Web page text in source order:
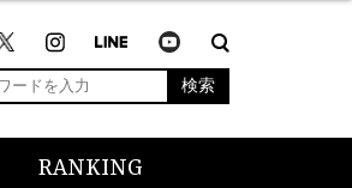
検索
RANKING